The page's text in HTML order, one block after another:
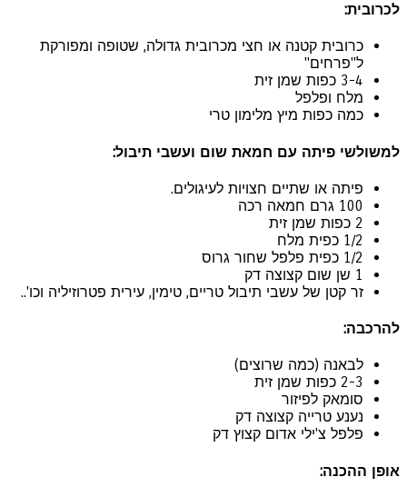
כרובית קטנה או חצי מכרובית גדולה, שטופה ומפורקת
ל"פרחים"
3-4 כפות שמן זית
מלח ופלפל
כמה כפות מיץ מלימון טרי
פיתה עם חמאת שום ועשבי תיבול:
פיתה או שתיים חצויות לעיגולים.
100 גרם חמאה רכה
2 כפות שמן זית
1/2 כפית מלח
1/2 כפית פלפל שחור גרוס
1 שן שום קצוצה דק
זר קטן של עשבי תיבול טריים, טימין, עירית פטרוזיליה וכו'..
לבאנה (כמה שרוצים)
2-3 כפות שמן זית
סומאק לפיזור
נענע טרייה קצוצה דק
פלפל צ'ילי אדום קצוץ דק
ההכנה: